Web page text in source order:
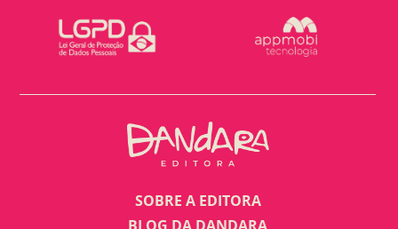
SOBRE A EDITORA
BLOG DA DANDARA